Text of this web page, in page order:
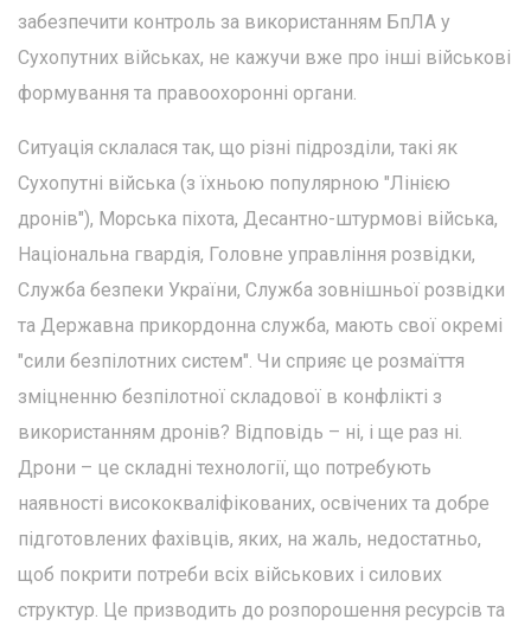
забезпечити контроль за використанням БпЛА у
Сухопутних військах, не кажучи вже про інші військові
формування та правоохоронні органи.
Ситуація склалася так, що різні підрозділи, такі як
Сухопутні війська (з їхньою популярною "Лінією
дронів"), Морська піхота, Десантно-штурмові війська,
Національна гвардія, Головне управління розвідки,
Служба безпеки України, Служба зовнішньої розвідки
та Державна прикордонна служба, мають свої окремі
"сили безпілотних систем". Чи сприяє це розмаїття
зміцненню безпілотної складової в конфлікті з
використанням дронів? Відповідь – ні, і ще раз ні.
Дрони – це складні технології, що потребують
наявності висококваліфікованих, освічених та добре
підготовлених фахівців, яких, на жаль, недостатньо,
щоб покрити потреби всіх військових і силових
структур. Це призводить до розпорошення ресурсів та